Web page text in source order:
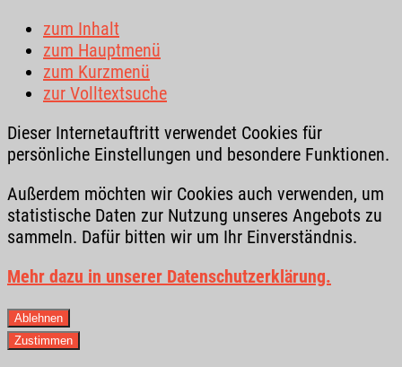
zum Inhalt
zum Hauptmenü
zum Kurzmenü
zur Volltextsuche
Dieser Internetauftritt verwendet Cookies für
persönliche Einstellungen und besondere Funktionen.
Außerdem möchten wir Cookies auch verwenden, um
statistische Daten zur Nutzung unseres Angebots zu
sammeln. Dafür bitten wir um Ihr Einverständnis.
Mehr dazu in unserer Datenschutzerklärung.
Ablehnen
Zustimmen